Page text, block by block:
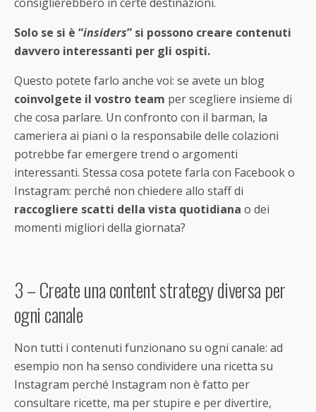
Solo se si è “insiders” si possono creare contenuti
davvero interessanti per gli ospiti.
Questo potete farlo anche voi: se avete un blog
coinvolgete il vostro team per scegliere insieme di
che cosa parlare. Un confronto con il barman, la
cameriera ai piani o la responsabile delle colazioni
potrebbe far emergere trend o argomenti
interessanti. Stessa cosa potete farla con Facebook o
Instagram: perché non chiedere allo staff di
raccogliere scatti della vista quotidiana o dei
momenti migliori della giornata?
3 – Create una content strategy diversa per
ogni canale
Non tutti i contenuti funzionano su ogni canale: ad
esempio non ha senso condividere una ricetta su
Instagram perché Instagram non è fatto per
consultare ricette, ma per stupire e per divertire,